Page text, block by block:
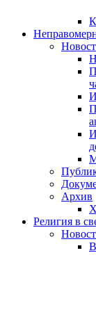
Архив
Религия в